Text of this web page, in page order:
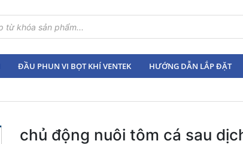
ĐẦU PHUN VI BỌT KHÍ VENTEK HƯỚNG DẪN LẮP ĐẶT
chủ động nuôi tôm cá sau